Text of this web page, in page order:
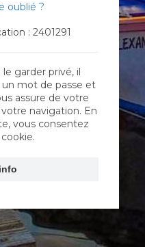
oublié ?
: 2401291
garder privé, il
un mot de passe et
assure de votre
navigation. En
vous consentez